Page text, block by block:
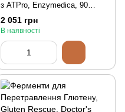
з ATPro, Enzymedica, 90
капсул, 90 шт
2 051 грн
В наявності